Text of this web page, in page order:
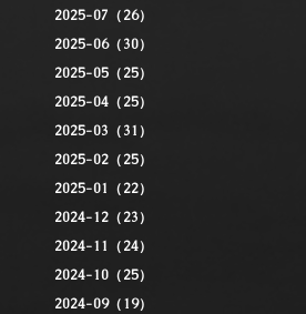
2025-07（26）
2025-06（30）
2025-05（25）
2025-04（25）
2025-03（31）
2025-02（25）
2025-01（22）
2024-12（23）
2024-11（24）
2024-10（25）
2024-09（19）